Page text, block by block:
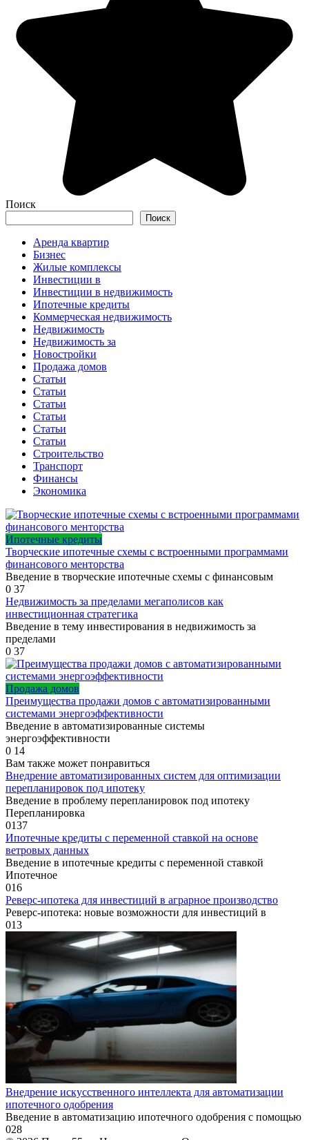
Поиск
Поиск
Аренда квартир
Бизнес
Жилые комплексы
Инвестиции в
Инвестиции в недвижимость
Ипотечные кредиты
Коммерческая недвижимость
Недвижимость
Недвижимость за
Новостройки
Продажа домов
Статьи
Статьи
Статьи
Статьи
Статьи
Статьи
Строительство
Транспорт
Финансы
Экономика
Ипотечные кредиты
Творческие ипотечные схемы с встроенными программами
финансового менторства
Введение в творческие ипотечные схемы с финансовым
0 37
Недвижимость за пределами мегаполисов как
инвестиционная стратегика
Введение в тему инвестирования в недвижимость за
пределами
0 37
Продажа домов
Преимущества продажи домов с автоматизированными
системами энергоэффективности
Введение в автоматизированные системы
энергоэффективности
0 14
Вам также может понравиться
Внедрение автоматизированных систем для оптимизации
перепланировок под ипотеку
Введение в проблему перепланировок под ипотеку
Перепланировка
0137
Ипотечные кредиты с переменной ставкой на основе
ветровых данных
Введение в ипотечные кредиты с переменной ставкой
Ипотечное
016
Реверс-ипотека для инвестиций в аграрное производство
Реверс-ипотека: новые возможности для инвестиций в
013
Внедрение искусственного интеллекта для автоматизации
ипотечного одобрения
Введение в автоматизацию ипотечного одобрения с помощью
028